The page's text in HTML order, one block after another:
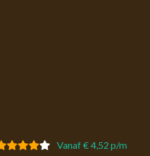
Vanaf € 4,52 p/m